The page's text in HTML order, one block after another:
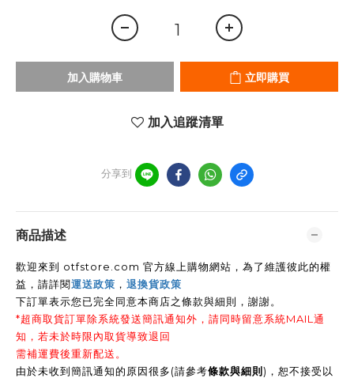
加入購物車 立即購買
加入追蹤清單
分享到
商品描述
歡迎來到 otfstore.com 官方線上購物網站，為了維護彼此的權
益，請詳閱運送政策 ， 退換貨政策
下訂單表示您已完全同意本商店之條款與細則，謝謝。
*超商取貨訂單除系統發送簡訊通知外，請同時留意系統MAIL通
知，若未於時限內取貨導致退回
需補運費後重新配送。
由於未收到簡訊通知的原因很多(請參考條款與細則 )，恕不接受以